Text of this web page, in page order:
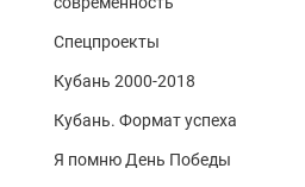
Спецпроекты
Кубань 2000-2018
Кубань. Формат успеха
Я помню День Победы